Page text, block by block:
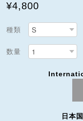
¥4,800
種類
数量
日本